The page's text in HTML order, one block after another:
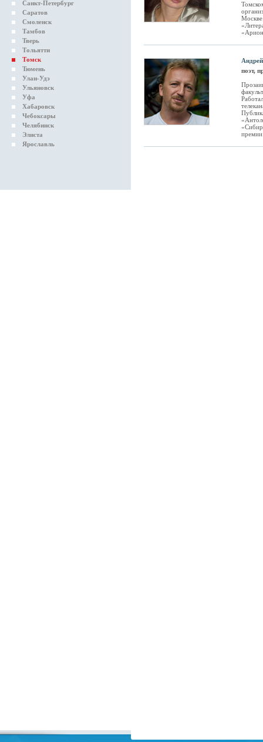
Санкт-Петербург
Саратов
Смоленск
Тамбов
Тверь
Тольятти
Томск
Тюмень
Улан-Удэ
Ульяновск
Уфа
Хабаровск
Чебоксары
Челябинск
Элиста
Ярославль
поэт,